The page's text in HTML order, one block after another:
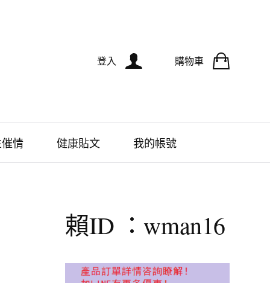
登入 購物車
情 健康貼文 我的帳號
賴ID ：wman16